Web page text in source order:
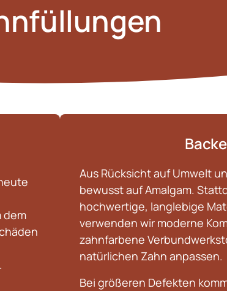
dem
Aus Rücksicht auf Umwelt
bewusst auf Amalgam.
hochwertige, langlebige
verwenden wir moderne
zahnfarbene
natürlichen Zahn anpassen.
Bei größeren Defekten